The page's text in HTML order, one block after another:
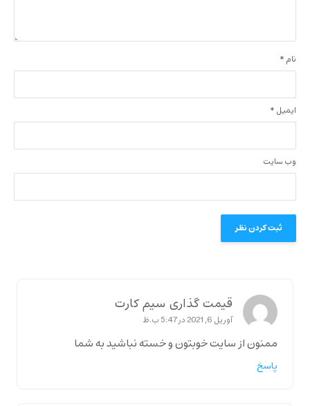
نام *
ایمیل *
وب‌ سایت
قیمت گذاری سیم کارت
آوریل 6, 2021 در 5:47 ب.ظ
ممنون از سایت خوبتون و خسته نباشید به شما
پاسخ